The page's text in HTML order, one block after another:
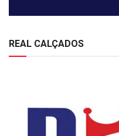
REAL CALÇADOS